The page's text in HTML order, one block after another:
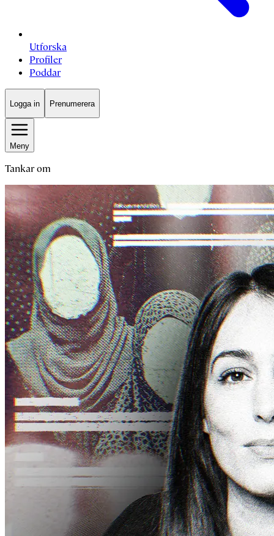
Utforska
Profiler
Poddar
Logga in Prenumerera
Meny
Tankar om